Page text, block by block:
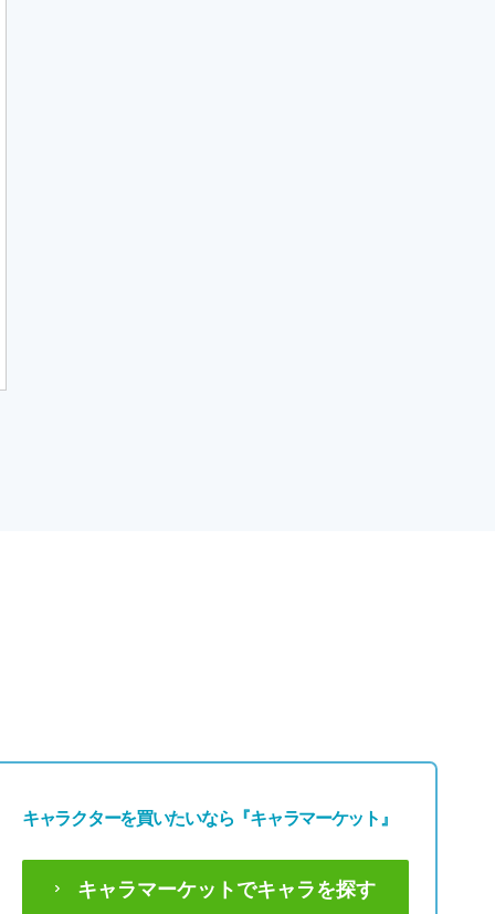
キャラクターを買いたいなら 『キャラマーケット』
キャラマーケットでキャラを探す